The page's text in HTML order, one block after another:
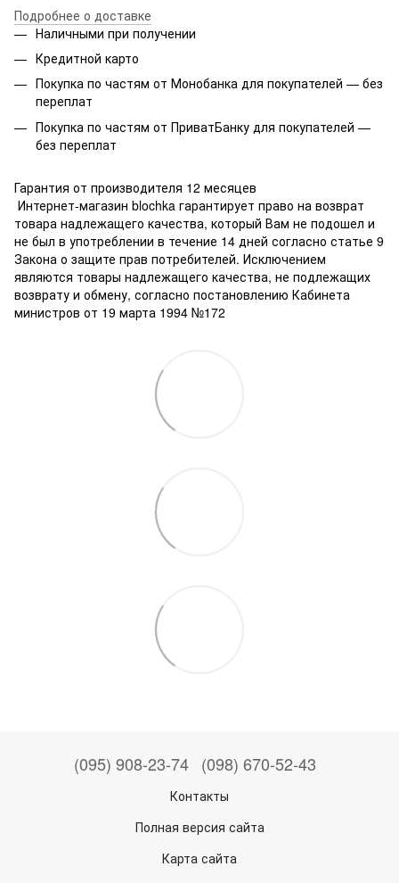
Подробнее о доставке
Наличными при получении
Кредитной карто
Покупка по частям от Монобанка для покупателей — без
переплат
Покупка по частям от ПриватБанку для покупателей —
без переплат
Гарантия от производителя 12 месяцев
Интернет-магазин blochka гарантирует право на возврат
товара надлежащего качества, который Вам не подошел и
не был в употреблении в течение 14 дней согласно статье 9
Закона о защите прав потребителей. Исключением
являются товары надлежащего качества, не подлежащих
возврату и обмену, согласно постановлению Кабинета
министров от 19 марта 1994 №172
(095) 908-23-74 (098) 670-52-43
Контакты
Полная версия сайта
Карта сайта